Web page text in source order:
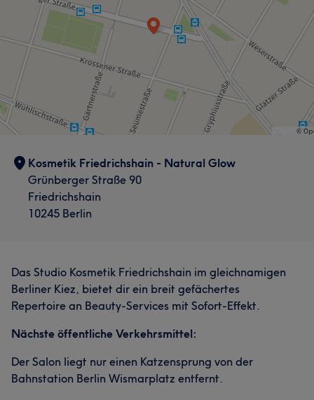
Kosmetik Friedrichshain - Natural Glow
Grünberger Straße 90
Friedrichshain
10245 Berlin
Das Studio Kosmetik Friedrichshain im gleichnamigen
Berliner Kiez, bietet dir ein breit gefächertes
Repertoire an Beauty-Services mit Sofort-Effekt.
Nächste öffentliche Verkehrsmittel:
Der Salon liegt nur einen Katzensprung von der
Bahnstation Berlin Wismarplatz entfernt.